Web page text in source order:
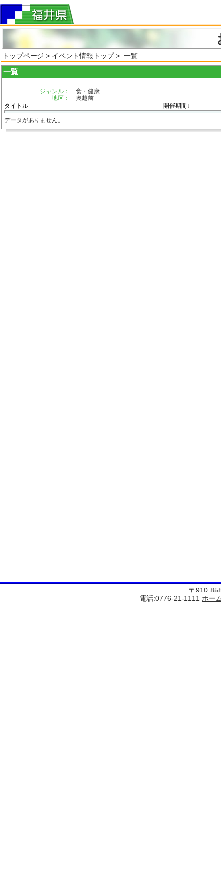
トップページ > イベント情報トップ> 一覧
一覧
ジャンル：
食・健康
地区：
奥越前
タイトル
開催期間↓
データがありません。
〒910-
電話:0776-21-1111 ホー